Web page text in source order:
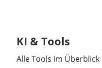
KI & Tools
Alle Tools im Überblick